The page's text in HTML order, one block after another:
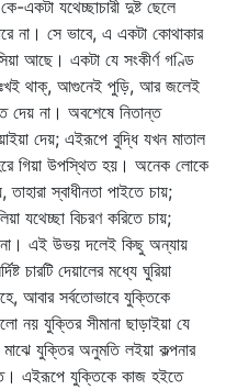
একটা যথেচ্ছাচারী দুষ্ট ছেলে
না। সে ভাবে, এ একটা কোথাকার
আছে। একটা যে সংকীর্ণ গণ্ডি
দুঃখই থাক্‌, আগুনেই পুড়ি, আর জলেই
দেয় না। অবশেষে নিতান্ত
দেয়; এইরূপে বুদ্ধি যখন মাতাল
গিয়া উপস্থিত হয়। অনেক লোকে
স্বাধীনতা পাইতে চায়;
যথেচ্ছা বিচরণ করিতে চায়;
না। এই উভয় দলেই কিছু অন্যায়
চারটি দেয়ালের মধ্যে ঘুরিয়া
আবার সর্বতোভাবে যুক্তিকে
নয় যুক্তির সীমানা ছাড়াইয়া যে
যুক্তির অনুমতি লইয়া কল্পনার
এইরূপে যুক্তিকে কাজ হইতে